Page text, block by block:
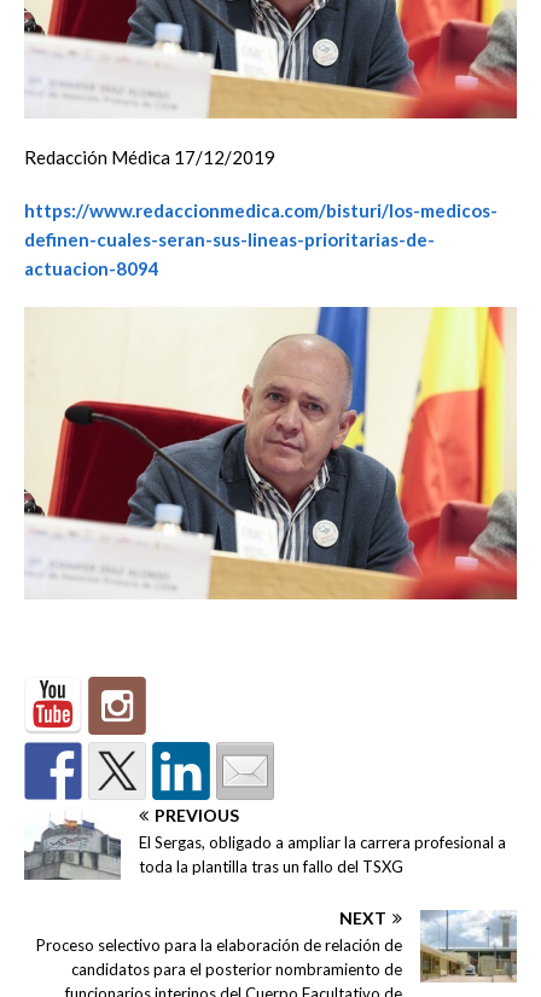
Redacción Médica 17/12/2019
https://www.redaccionmedica.com/bisturi/los-medicos-
definen-cuales-seran-sus-lineas-prioritarias-de-
actuacion-8094
PREVIOUS
El Sergas, obligado a ampliar la carrera profesional a
toda la plantilla tras un fallo del TSXG
NEXT
Proceso selectivo para la elaboración de relación de
candidatos para el posterior nombramiento de